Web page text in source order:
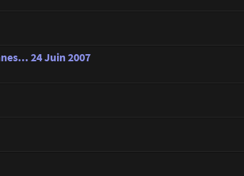
24 Juin 2007